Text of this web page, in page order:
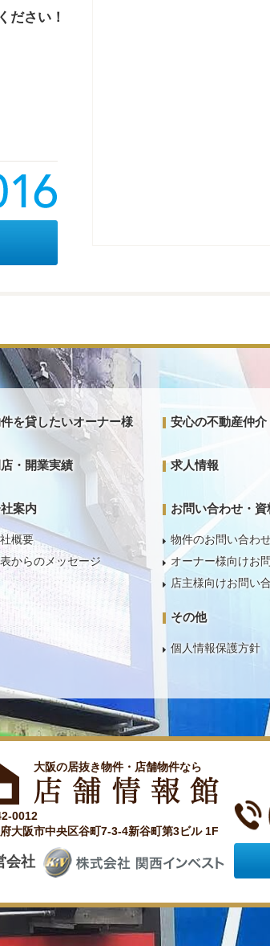
ださい！
を貸したいオーナー様
・開業実績
案内
概要
からのメッセージ
安心の不動産仲介
求人情報
お問い合わせ・資
物件のお問い合わ
オーナー様向けお
店主様向けお問い
その他
個人情報保護方針
大阪の居抜き物件・店舗物件なら
0012
大阪市中央区谷町7-3-4新谷町第3ビル 1F
会社